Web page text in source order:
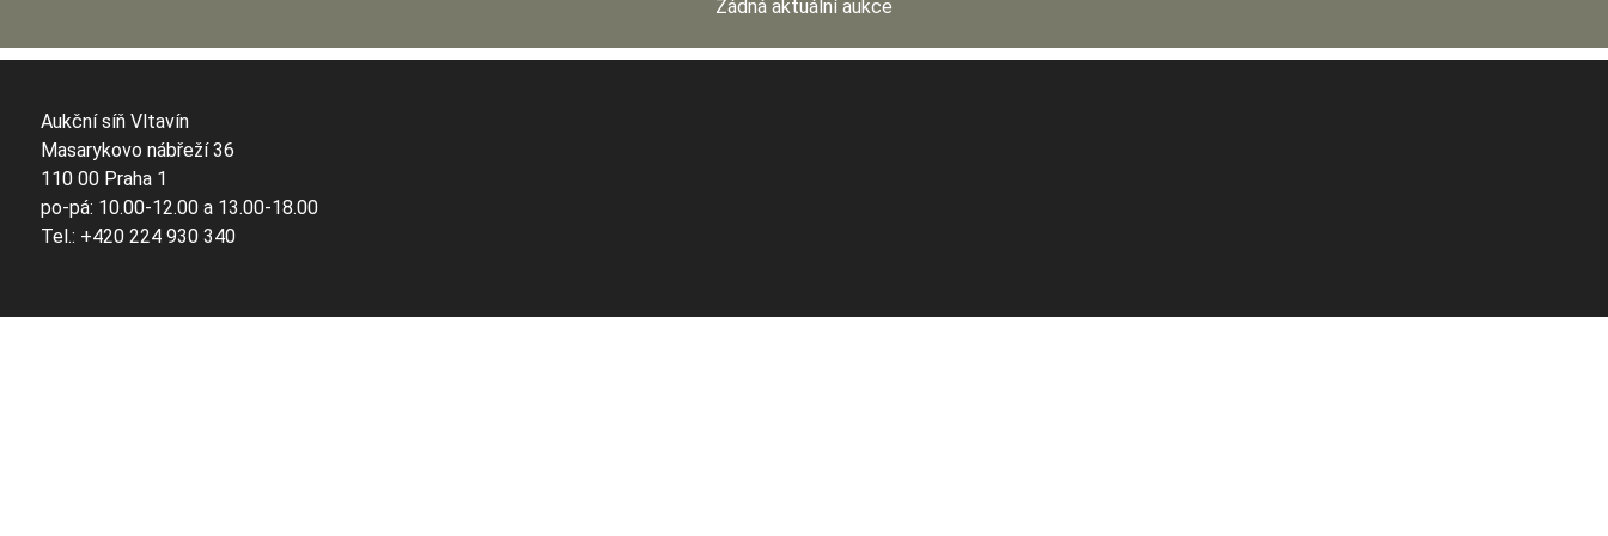
Žádná aktuální aukce
Aukční síň Vltavín
Masarykovo nábřeží 36
110 00 Praha 1
po-pá: 10.00-12.00 a 13.00-18.00
Tel.: +420 224 930 340